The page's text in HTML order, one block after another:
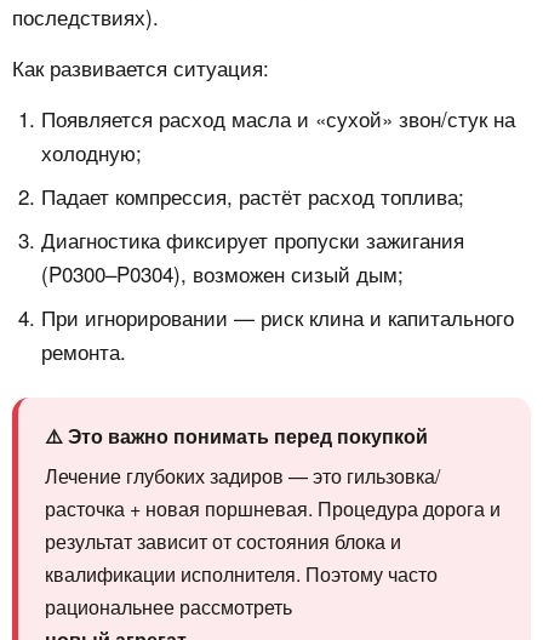
последствиях).
Как развивается ситуация:
Появляется расход масла и «сухой» звон/стук на
холодную;
Падает компрессия, растёт расход топлива;
Диагностика фиксирует пропуски зажигания
(P0300–P0304), возможен сизый дым;
При игнорировании — риск клина и капитального
ремонта.
⚠️ Это важно понимать перед покупкой
Лечение глубоких задиров — это гильзовка/
расточка + новая поршневая. Процедура дорога и
результат зависит от состояния блока и
квалификации исполнителя. Поэтому часто
рациональнее рассмотреть